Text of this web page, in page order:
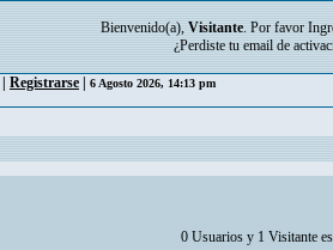
Bienvenido(a), Visitante. Por favor
¿Perdiste tu email de
Registrarse 6 Agosto 2026, 14:13 pm
0 Usuarios y 1 Visitante